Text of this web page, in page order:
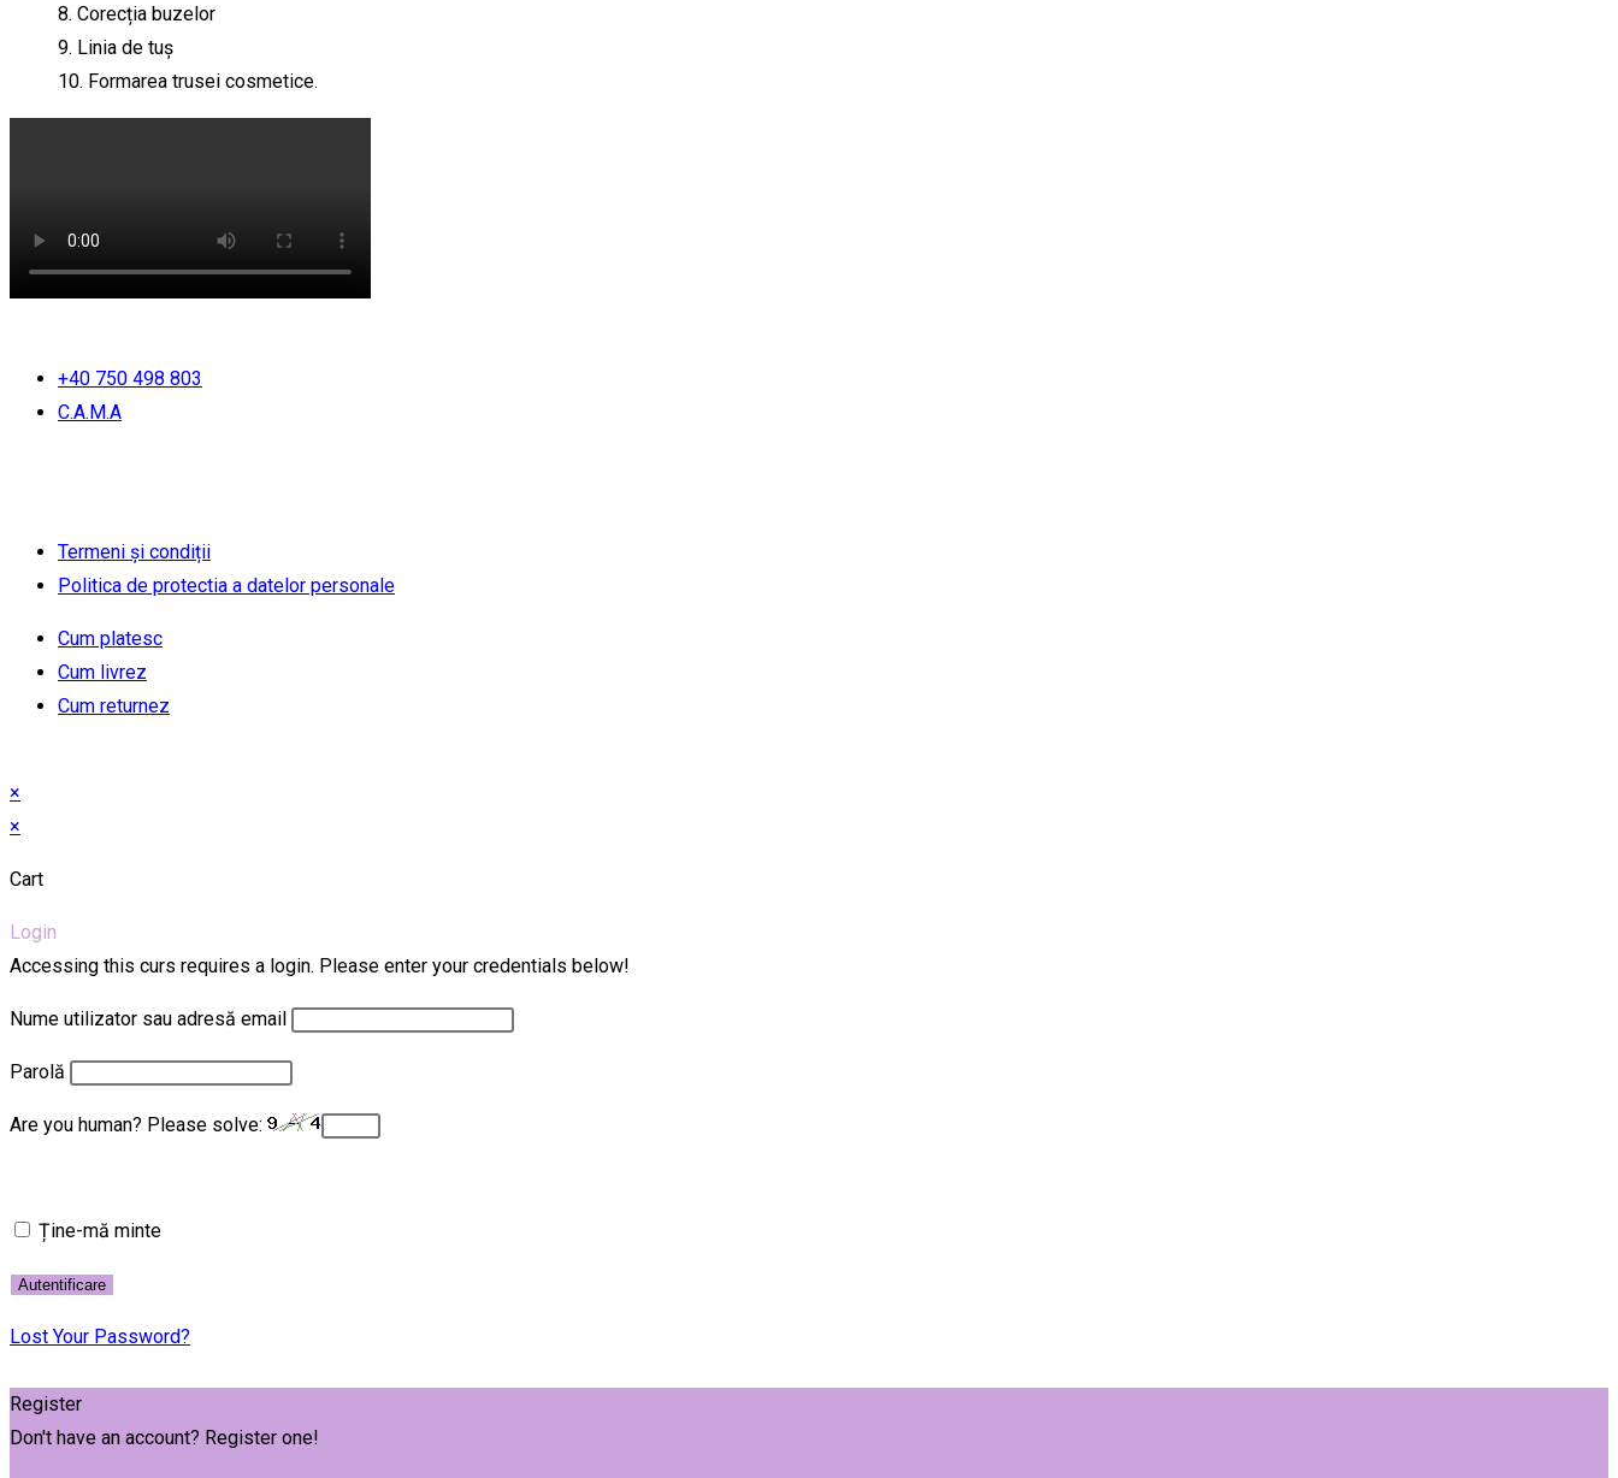
8. Corecția buzelor
9. Linia de tuș
10. Formarea trusei cosmetice.
+40 750 498 803
C.A.M.A
Termeni și condiții
Politica de protectia a datelor personale
Cum platesc
Cum livrez
Cum returnez
×
×
Cart
Login
Accessing this curs requires a login. Please enter your credentials below!
Nume utilizator sau adresă email
Parolă
Are you human? Please solve:
Ține-mă minte
Lost Your Password?
Register
Don't have an account? Register one!